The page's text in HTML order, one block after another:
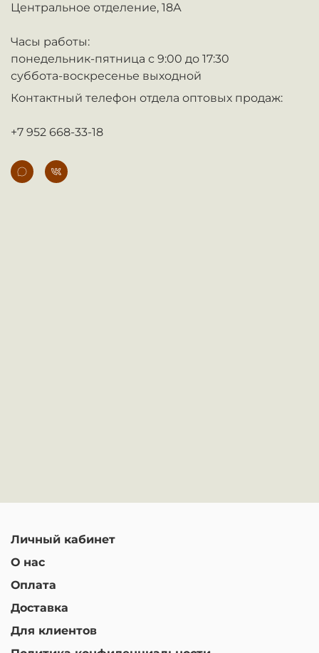
Центральное отделение, 18А
Часы работы:
понедельник-пятница с 9:00 до 17:30
суббота-воскресенье выходной
Контактный телефон отдела оптовых продаж:
+7 952 668-33-18
Личный кабинет
О нас
Оплата
Доставка
Для клиентов